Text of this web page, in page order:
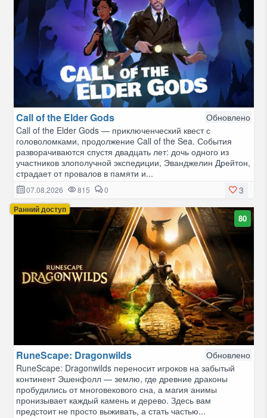
Call of the Elder Gods
Обновлено
Call of the Elder Gods — приключенческий квест с
головоломками, продолжение Call of the Sea. События
разворачиваются спустя двадцать лет: дочь одного из
участников злополучной экспедиции, Эванджелин Дрейтон,
страдает от провалов в памяти и...
3
07.08.2026 815 0
Ранний доступ
80
RuneScape: Dragonwilds
Обновлено
RuneScape: Dragonwilds переносит игроков на забытый
континент Эшенфолл — землю, где древние драконы
пробудились от многовекового сна, а магия анимы
пронизывает каждый камень и дерево. Здесь вам
предстоит не просто выживать, а стать частью...